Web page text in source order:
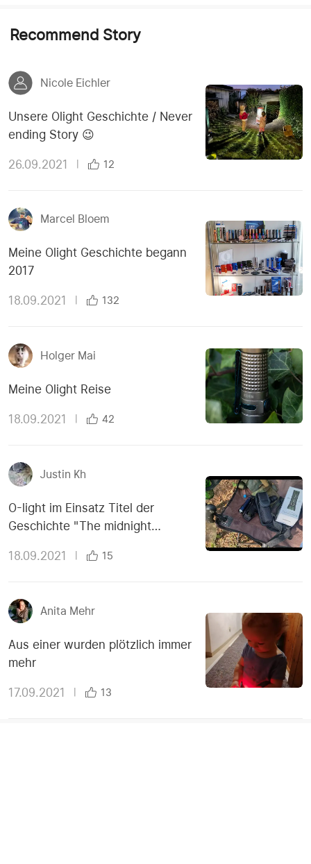
Recommend Story
Nicole Eichler
Unsere Olight Geschichte / Never
ending Story 😉
26.09.2021 | 12
Marcel Bloem
Meine Olight Geschichte begann
2017
18.09.2021 132
Holger Mai
Meine Olight Reise
18.09.2021 42
Justin Kh
O-light im Einsatz Titel der
Geschichte "The midnight
18.09.2021 15
Anita Mehr
Aus einer wurden plötzlich immer
mehr
17.09.2021 13